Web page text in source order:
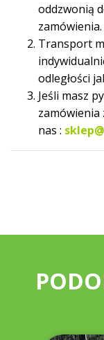
oddzwonią
zamówienia.
Transport
odległości
Jeśli masz
zamówienia
nas :